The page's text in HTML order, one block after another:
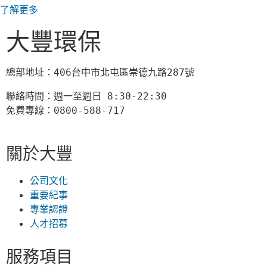
了解更多
大豐環保
總部地址：406台中市北屯區崇德九路287號
聯絡時間：週一至週日 8:30-22:30
免費專線：0800-588-717
關於大豐
公司文化
重要紀事
專業認證
人才招募
服務項目